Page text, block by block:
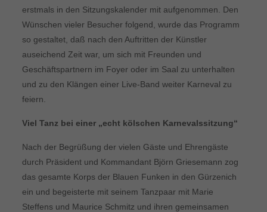
erstmals in den Sitzungskalender mit aufgenommen. Den
Wünschen vieler Besucher folgend, wurde das Programm
so gestaltet, daß nach den Auftritten der Künstler
auseichend Zeit war, um sich mit Freunden und
Geschäftspartnern im Foyer oder im Saal zu unterhalten
und zu den Klängen einer Live-Band weiter Karneval zu
feiern.
Viel Tanz bei einer „echt kölschen Karnevalssitzung“
Nach der Begrüßung der vielen Gäste und Ehrengäste
durch Präsident und Kommandant Björn Griesemann zog
das gesamte Korps der Blauen Funken in den Gürzenich
ein und begeisterte mit seinem Tanzpaar mit Marie
Steffens und Maurice Schmitz und ihren gemeinsamen